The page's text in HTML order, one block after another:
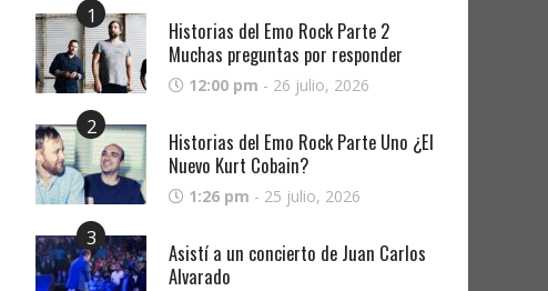
1
Historias del Emo Rock Parte 2
Muchas preguntas por responder
12:00 pm - 26 julio, 2026
2
Historias del Emo Rock Parte Uno ¿El
Nuevo Kurt Cobain?
1:26 pm - 25 julio, 2026
3
Asistí a un concierto de Juan Carlos
Alvarado